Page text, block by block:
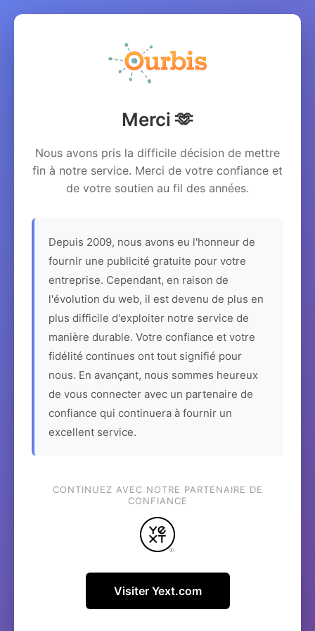
Merci 🫶
Nous avons pris la difficile décision de mettre
fin à notre service. Merci de votre confiance et
de votre soutien au fil des années.
Depuis 2009, nous avons eu l'honneur de
fournir une publicité gratuite pour votre
entreprise. Cependant, en raison de
l'évolution du web, il est devenu de plus en
plus difficile d'exploiter notre service de
manière durable. Votre confiance et votre
fidélité continues ont tout signifié pour
nous. En avançant, nous sommes heureux
de vous connecter avec un partenaire de
confiance qui continuera à fournir un
excellent service.
CONTINUEZ AVEC NOTRE PARTENAIRE DE
CONFIANCE
Visiter Yext.com